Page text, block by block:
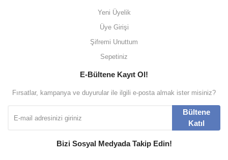
Yeni Üyelik
Üye Girişi
Şifremi Unuttum
Sepetiniz
E-Bültene Kayıt Ol!
Fırsatlar, kampanya ve duyurular ile ilgili e-posta almak ister misiniz?
Bültene
Katıl
Bizi Sosyal Medyada Takip Edin!